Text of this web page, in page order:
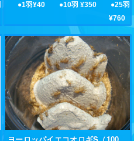
●1羽¥40 ●10羽 ¥350 ●25羽
¥760
ヨーロッパイエコオロギS（100